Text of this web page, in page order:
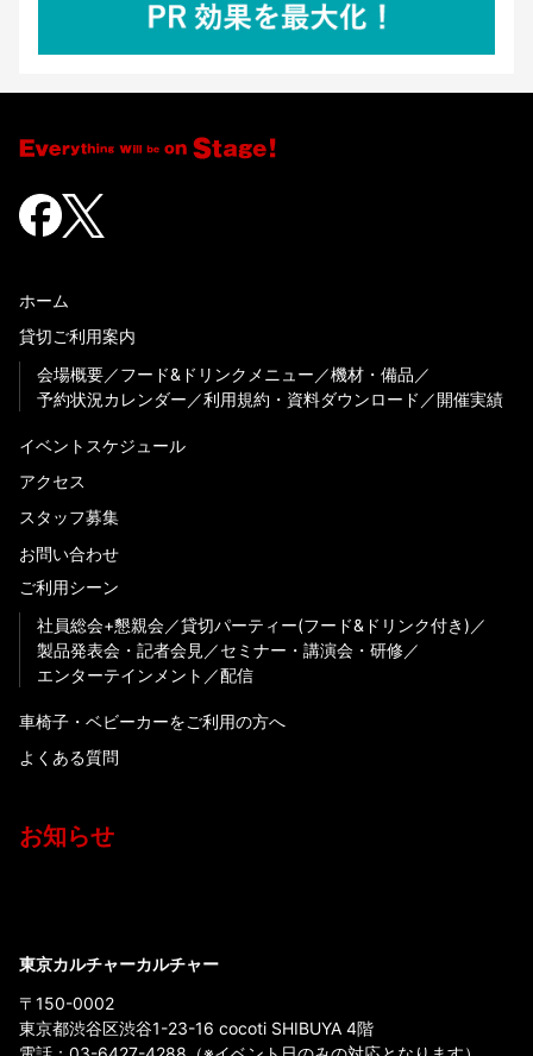
ホーム
貸切ご利用案内
会場概要
フード&ドリンクメニュー
機材・備品
予約状況カレンダー
利用規約・資料ダウンロード 開催実績
イベントスケジュール
アクセス
スタッフ募集
お問い合わせ
ご利用シーン
社員総会+懇親会
貸切パーティー(フード&ドリンク付き)
製品発表会・記者会見
セミナー・講演会・研修
エンターテインメント
配信
車椅子・ベビーカーをご利用の方へ
よくある質問
お知らせ
東京カルチャーカルチャー
〒150-0002
東京都渋谷区渋谷1-23-16 cocoti SHIBUYA 4階